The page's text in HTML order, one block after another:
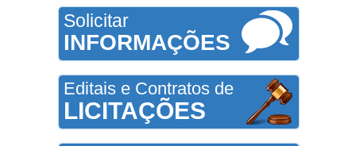
Solicitar
INFORMAÇÕES
Editais e Contratos de
LICITAÇÕES